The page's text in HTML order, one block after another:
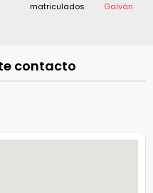
matriculados
Galván
contacto